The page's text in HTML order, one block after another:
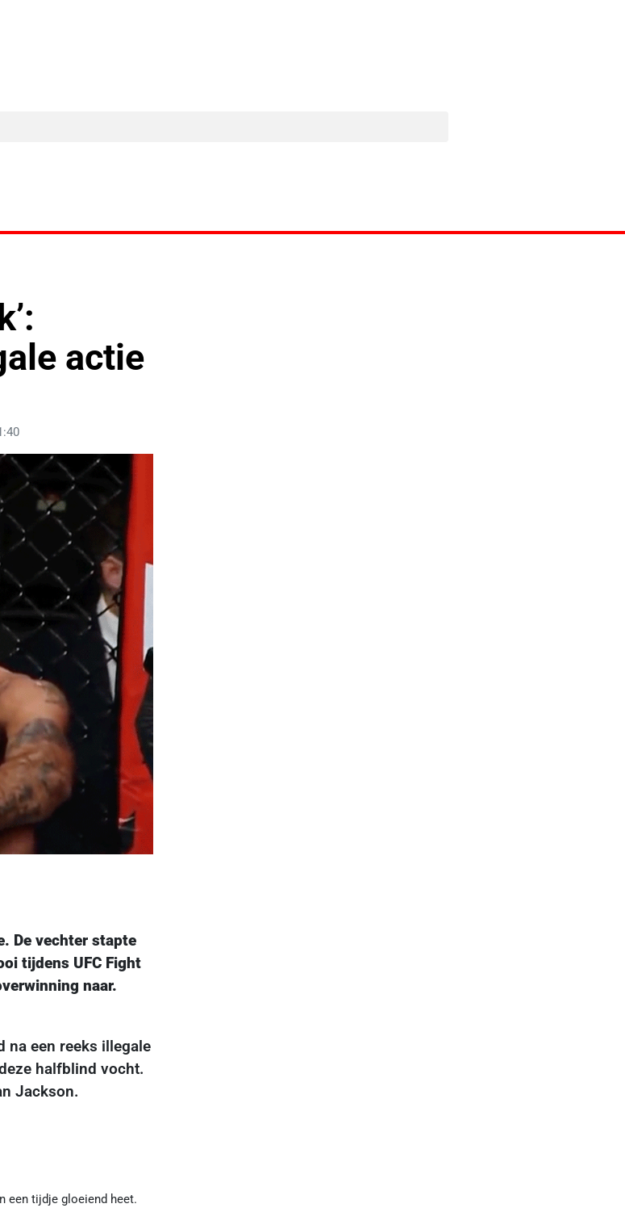
actie
De vechter stapte
tijdens UFC Fight
naar.
na een reeks illegale
halfblind vocht.
Jackson.
een tijdje gloeiend heet.